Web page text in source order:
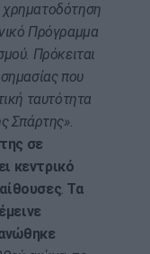
Πρόγραμμα
Πρόκειται
που
ταυτότητα
Σπάρτης».
σε
κεντρικό
. Τα